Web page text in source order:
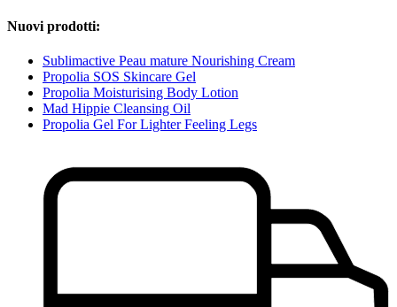
Nuovi prodotti:
Sublimactive Peau mature Nourishing Cream
Propolia SOS Skincare Gel
Propolia Moisturising Body Lotion
Mad Hippie Cleansing Oil
Propolia Gel For Lighter Feeling Legs